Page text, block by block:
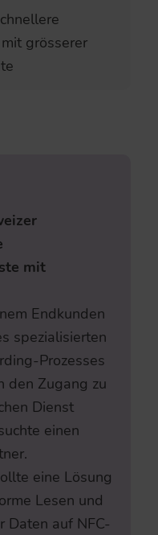
grösserer
mit
Endkunden
spezialisierten
Prozesses
den Zugang zu
Dienst
einen
eine Lösung
Lesen und
Daten auf NFC-